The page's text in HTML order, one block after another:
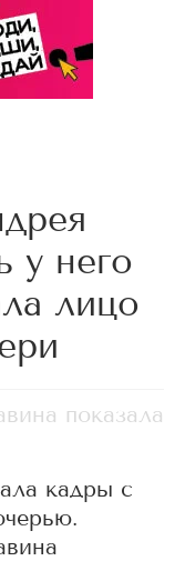
у него
лицо
показала
кадры с